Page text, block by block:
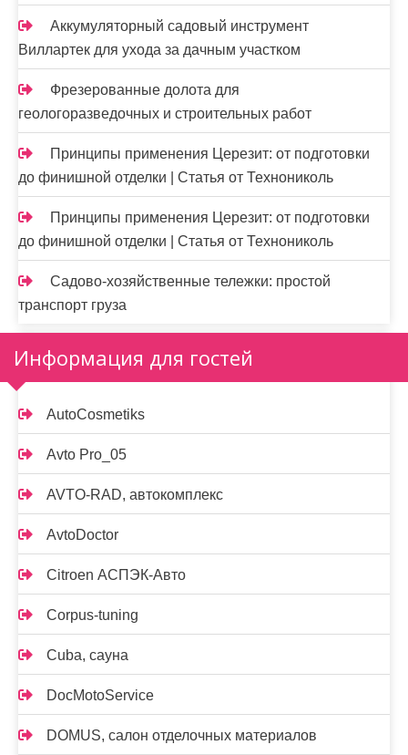
Аккумуляторный садовый инструмент
Виллартек для ухода за дачным участком
Фрезерованные долота для
геологоразведочных и строительных работ
Принципы применения Церезит: от подготовки
до финишной отделки | Статья от Технониколь
Принципы применения Церезит: от подготовки
до финишной отделки | Статья от Технониколь
Садово-хозяйственные тележки: простой
транспорт груза
Информация для гостей
AutoCosmetiks
Avto Pro_05
AVTO-RAD, автокомплекс
AvtoDoctor
Citroen АСПЭК-Авто
Corpus-tuning
Cuba, сауна
DocMotoService
DOMUS, салон отделочных материалов